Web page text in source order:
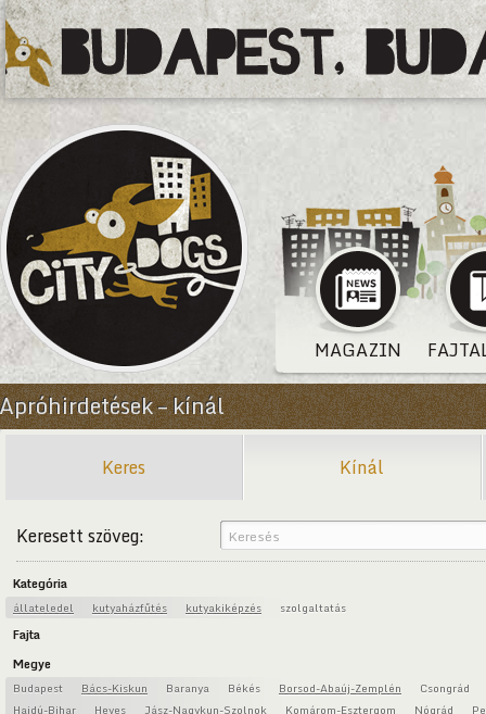
MAGAZIN
Apróhirdetések – kínál
Keres Kínál
Keresett szöveg:
Kategória
állateledel kutyaházfűtés kutyakiképzés szolgaltatás
Fajta
Megye
Budapest Bács-Kiskun Baranya Békés Borsod-Abaúj-Zemplén
Csongrád
Hajdú-Bihar
Heves Jász-Nagykun-Szolnok Komárom-Esztergom Nógrád